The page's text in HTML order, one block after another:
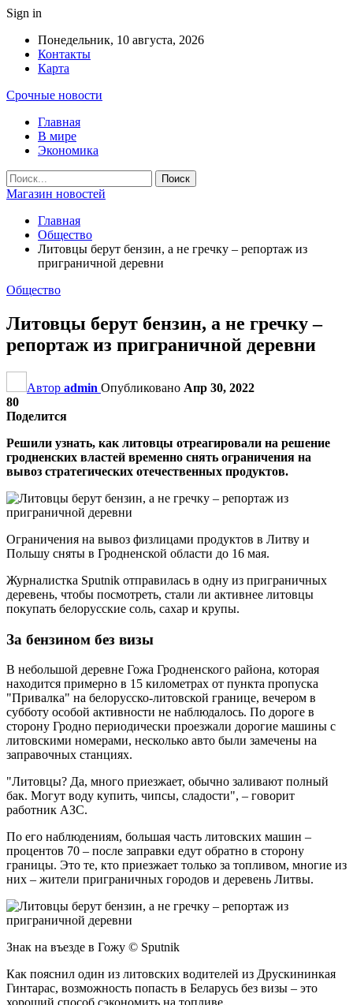
Sign in
Понедельник, 10 августа, 2026
Контакты
Карта
Срочные новости
Главная
В мире
Экономика
Магазин новостей
Главная
Общество
Литовцы берут бензин, а не гречку – репортаж из
приграничной деревни
Общество
Литовцы берут бензин, а не гречку –
репортаж из приграничной деревни
Автор admin Опубликовано Апр 30, 2022
80
Поделится
Решили узнать, как литовцы отреагировали на решение
гродненских властей временно снять ограничения на
вывоз стратегических отечественных продуктов.
Ограничения на вывоз физлицами продуктов в Литву и
Польшу сняты в Гродненской области до 16 мая.
Журналистка Sputnik отправилась в одну из приграничных
деревень, чтобы посмотреть, стали ли активнее литовцы
покупать белорусские соль, сахар и крупы.
За бензином без визы
В небольшой деревне Гожа Гродненского района, которая
находится примерно в 15 километрах от пункта пропуска
"Привалка" на белорусско-литовской границе, вечером в
субботу особой активности не наблюдалось. По дороге в
сторону Гродно периодически проезжали дорогие машины с
литовскими номерами, несколько авто были замечены на
заправочных станциях.
"Литовцы? Да, много приезжает, обычно заливают полный
бак. Могут воду купить, чипсы, сладости", – говорит
работник АЗС.
По его наблюдениям, большая часть литовских машин –
процентов 70 – после заправки едут обратно в сторону
границы. Это те, кто приезжает только за топливом, многие из
них – жители приграничных городов и деревень Литвы.
Знак на въезде в Гожу © Sputnik
Как пояснил один из литовских водителей из Друскининкая
Гинтарас, возможность попасть в Беларусь без визы – это